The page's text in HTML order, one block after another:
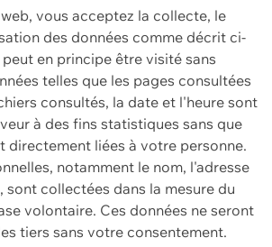
vous acceptez la collecte, le
des données comme décrit ci-
en principe être visité sans
telles que les pages consultées
consultés, la date et l'heure sont
à des fins statistiques sans que
directement liées à votre personne.
notamment le nom, l'adresse
sont collectées dans la mesure du
volontaire. Ces données ne seront
tiers sans votre consentement.